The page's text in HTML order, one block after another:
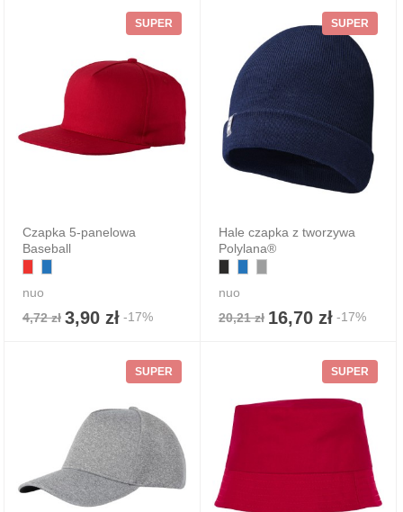
SUPER
Czapka 5-panelowa
Baseball
nuo
4,72 zł 3,90 zł -17%
SUPER
Hale czapka z tworzywa
Polylana®
nuo
20,21 zł 16,70 zł -17%
SUPER SUPER